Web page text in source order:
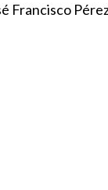
Francisco